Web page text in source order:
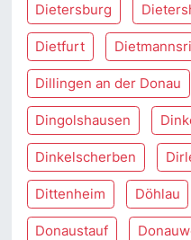
Dietersburg
Dietfurt
Dillingen an der Donau
Dingolshausen
Dinkelscherben
Dittenheim Döhlau
Donaustauf